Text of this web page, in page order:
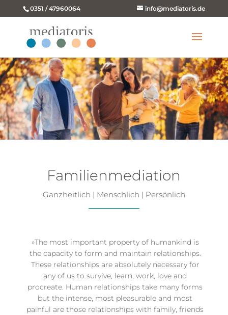
0351 / 47960064 info@mediatoris.de
Familienmediation
Ganzheitlich | Menschlich | Persönlich
»The most important property of humankind is
the capacity to form and maintain relationships.
These relationships are absolutely necessary for
any of us to survive, learn, work, love and
procreate. Human relationships take many forms
but the intense, most pleasurable and most
painful are those relationships with family, friends